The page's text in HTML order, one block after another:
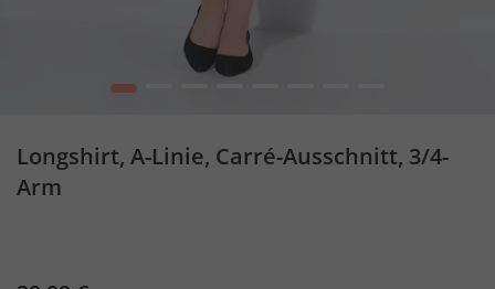
1
Longshirt, A-Linie, Carré-Ausschnitt, 3/4-
Arm